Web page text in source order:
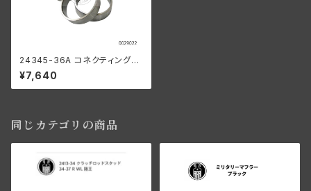
24345-36A コネクティングロ
ッド レース 3個セット 1936-48
年 1937-48年 EL/UL/ULH
¥7,640
同じカテゴリの商品